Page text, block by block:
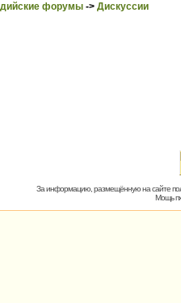
форумы -> Дискуссии
За информацию, размещённую на сайте
Мощь